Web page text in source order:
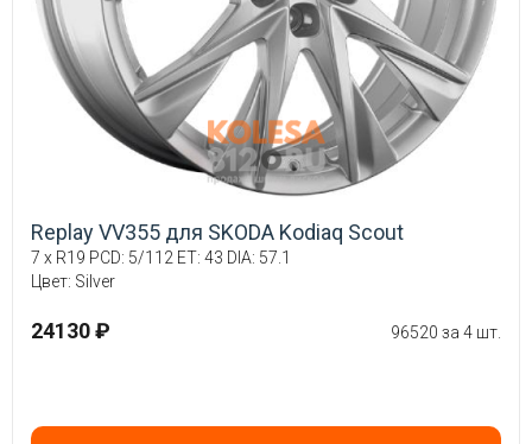
Replay VV355 для SKODA Kodiaq Scout
7 x R19 PCD: 5/112 ET: 43 DIA: 57.1
Цвет: Silver
24130 ₽ 96520 за 4 шт.